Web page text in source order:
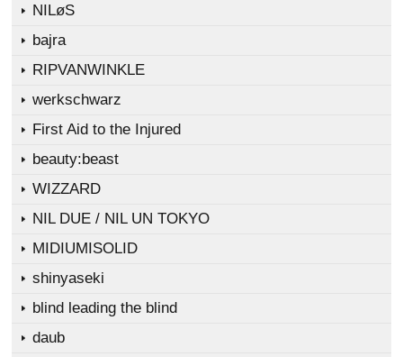
NILøS
bajra
RIPVANWINKLE
werkschwarz
First Aid to the Injured
beauty:beast
WIZZARD
NIL DUE / NIL UN TOKYO
MIDIUMISOLID
shinyaseki
blind leading the blind
daub